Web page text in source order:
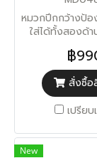
หมวกปีกกว้างป้
ใส่ได้ทั้งสองด้า
฿
สั่งซื้อ
เปรียบ
New